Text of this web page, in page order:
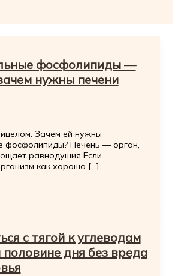
фосфолипиды —
нужны печени
Зачем ей нужны
фосфолипиды? Печень — орган,
равнодушия Если
как хорошо […]
с тягой к углеводам
половине дня без вреда